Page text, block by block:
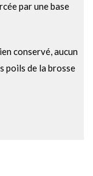
par une base
conservé, aucun
poils de la brosse